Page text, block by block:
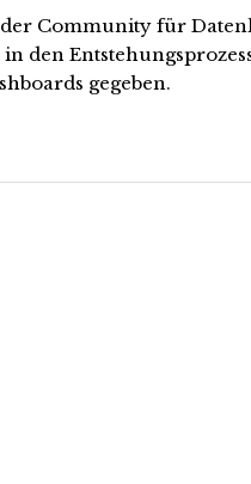
Community für
den
gegeben.